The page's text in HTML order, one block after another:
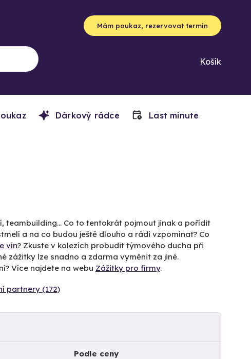
Mám poukaz, rezervovat termín
Košík
Dárkový rádce Last minute
teambuilding... Co to tentokrát pojmout jinak a pořídit
a na co budou ještě dlouho a rádi vzpomínat? Co
vín? Zkuste v kolezích probudit týmového ducha při
zážitky lze snadno a zdarma vyměnit za jiné.
Více najdete na webu Zážitky pro firmy.
partnery (172)
Podle ceny